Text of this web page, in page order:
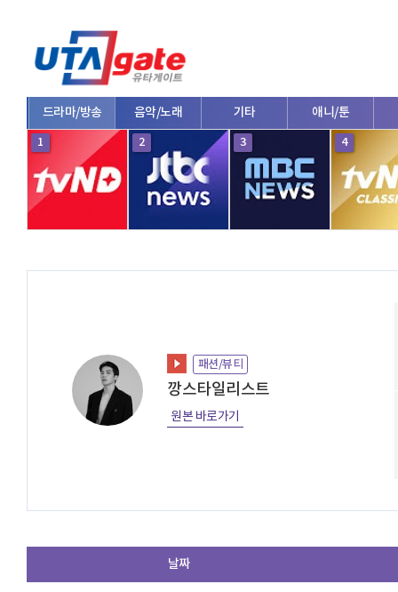
드라마/방송 음악/노래 기타 애니/툰
1 2 3 4
패션/뷰티
깡스타일리스트
원본 바로가기
날짜